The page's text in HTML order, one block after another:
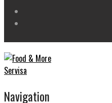
Navigation